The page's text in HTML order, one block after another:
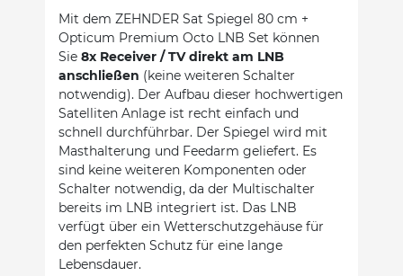
Mit dem ZEHNDER Sat Spiegel 80 cm +
Opticum Premium Octo LNB Set können
Sie 8x Receiver / TV direkt am LNB
anschließen (keine weiteren Schalter
notwendig). Der Aufbau dieser hochwertigen
Satelliten Anlage ist recht einfach und
schnell durchführbar. Der Spiegel wird mit
Masthalterung und Feedarm geliefert. Es
sind keine weiteren Komponenten oder
Schalter notwendig, da der Multischalter
bereits im LNB integriert ist. Das LNB
verfügt über ein Wetterschutzgehäuse für
den perfekten Schutz für eine lange
Lebensdauer.